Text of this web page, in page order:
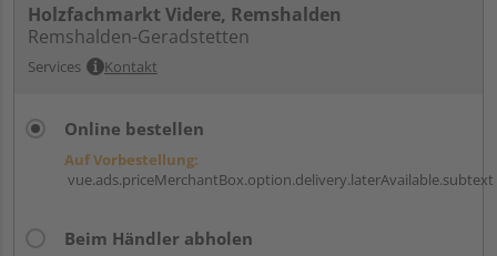
Holzfachmarkt Videre, Remshalden
Remshalden-Geradstetten
Services Kontakt
Online bestellen
Auf Vorbestellung:
vue.ads.priceMerchantBox.option.delivery.laterAvailable.subtext
Beim Händler abholen